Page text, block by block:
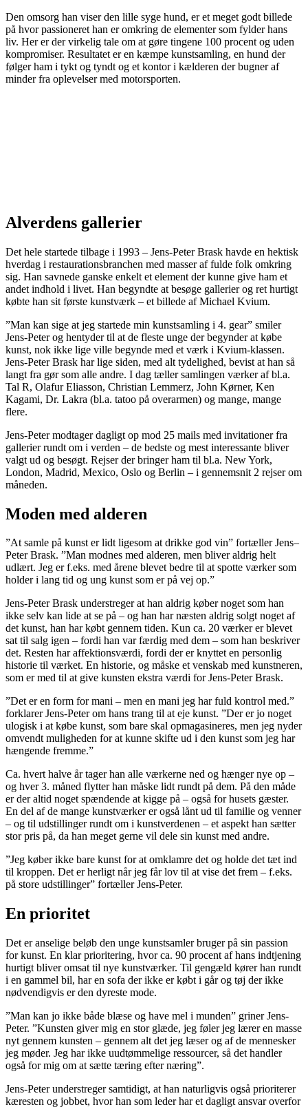
Den omsorg han viser den lille syge hund, er et meget godt billede
på hvor passioneret han er omkring de elementer som fylder hans
liv. Her er der virkelig tale om at gøre tingene 100 procent og uden
kompromiser. Resultatet er en kæmpe kunstsamling, en hund der
følger ham i tykt og tyndt og et kontor i kælderen der bugner af
minder fra oplevelser med motorsporten.
Alverdens gallerier
Det hele startede tilbage i 1993 – Jens-Peter Brask havde en hektisk
hverdag i restaurationsbranchen med masser af fulde folk omkring
sig. Han savnede ganske enkelt et element der kunne give ham et
andet indhold i livet. Han begyndte at besøge gallerier og ret hurtigt
købte han sit første kunstværk – et billede af Michael Kvium.
”Man kan sige at jeg startede min kunstsamling i 4. gear” smiler
Jens-Peter og hentyder til at de fleste unge der begynder at købe
kunst, nok ikke lige ville begynde med et værk i Kvium-klassen.
Jens-Peter Brask har lige siden, med alt tydelighed, bevist at han så
langt fra gør som alle andre. I dag tæller samlingen værker af bl.a.
Tal R, Olafur Eliasson, Christian Lemmerz, John Kørner, Ken
Kagami, Dr. Lakra (bl.a. tatoo på overarmen) og mange, mange
flere.
Jens-Peter modtager dagligt op mod 25 mails med invitationer fra
gallerier rundt om i verden – de bedste og mest interessante bliver
valgt ud og besøgt. Rejser der bringer ham til bl.a. New York,
London, Madrid, Mexico, Oslo og Berlin – i gennemsnit 2 rejser om
måneden.
Moden med alderen
”At samle på kunst er lidt ligesom at drikke god vin” fortæller Jens–
Peter Brask. ”Man modnes med alderen, men bliver aldrig helt
udlært. Jeg er f.eks. med årene blevet bedre til at spotte værker som
holder i lang tid og ung kunst som er på vej op.”
Jens-Peter Brask understreger at han aldrig køber noget som han
ikke selv kan lide at se på – og han har næsten aldrig solgt noget af
det kunst, han har købt gennem tiden. Kun ca. 20 værker er blevet
sat til salg igen – fordi han var færdig med dem – som han beskriver
det. Resten har affektionsværdi, fordi der er knyttet en personlig
historie til værket. En historie, og måske et venskab med kunstneren,
som er med til at give kunsten ekstra værdi for Jens-Peter Brask.
”Det er en form for mani – men en mani jeg har fuld kontrol med.”
forklarer Jens-Peter om hans trang til at eje kunst. ”Der er jo noget
ulogisk i at købe kunst, som bare skal opmagasineres, men jeg nyder
omvendt muligheden for at kunne skifte ud i den kunst som jeg har
hængende fremme.”
Ca. hvert halve år tager han alle værkerne ned og hænger nye op –
og hver 3. måned flytter han måske lidt rundt på dem. På den måde
er der altid noget spændende at kigge på – også for husets gæster.
En del af de mange kunstværker er også lånt ud til familie og venner
– og til udstillinger rundt om i kunstverdenen – et aspekt han sætter
stor pris på, da han meget gerne vil dele sin kunst med andre.
”Jeg køber ikke bare kunst for at omklamre det og holde det tæt ind
til kroppen. Det er herligt når jeg får lov til at vise det frem – f.eks.
på store udstillinger” fortæller Jens-Peter.
En prioritet
Det er anselige beløb den unge kunstsamler bruger på sin passion
for kunst. En klar prioritering, hvor ca. 90 procent af hans indtjening
hurtigt bliver omsat til nye kunstværker. Til gengæld kører han rundt
i en gammel bil, har en sofa der ikke er købt i går og tøj der ikke
nødvendigvis er den dyreste mode.
”Man kan jo ikke både blæse og have mel i munden” griner Jens-
Peter. ”Kunsten giver mig en stor glæde, jeg føler jeg lærer en masse
nyt gennem kunsten – gennem alt det jeg læser og af de mennesker
jeg møder. Jeg har ikke uudtømmelige ressourcer, så det handler
også for mig om at sætte tæring efter næring”.
Jens-Peter understreger samtidigt, at han naturligvis også prioriterer
kæresten og jobbet, hvor han som leder har et dagligt ansvar overfor